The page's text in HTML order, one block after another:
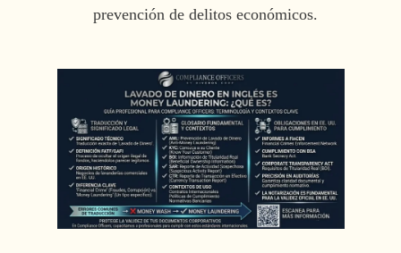
prevención de delitos económicos.